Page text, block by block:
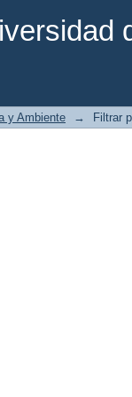
y Ambiente → Filtrar